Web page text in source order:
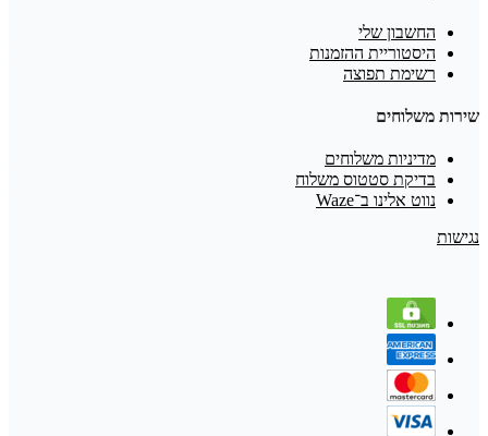
החשבון שלי
היסטוריית ההזמנות
רשימת תפוצה
שירות משלוחים
מדיניות משלוחים
בדיקת סטטוס משלוח
נווט אלינו ב־Waze
נגישות